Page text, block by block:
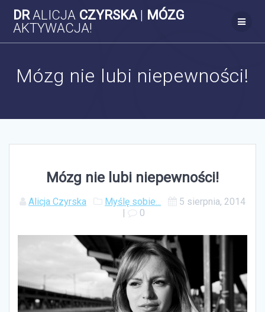
to
DRALICJA CZYRSKA | MÓZG
AKTYWACJA!
Mózg nie lubi niepewności!
Mózg nie lubi niepewności!
Alicja Czyrska Myślę sobie...
5 sierpnia, 2014
0